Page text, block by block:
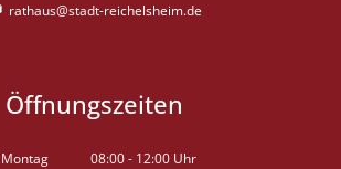
rathaus@stadt-reichelsheim.de
Öffnungszeiten
Montag 08:00- 12:00 Uhr